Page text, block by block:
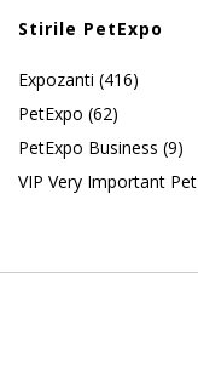
Stirile PetExpo
Expozanti (416)
PetExpo (62)
PetExpo Business (9)
VIP Very Important Pet